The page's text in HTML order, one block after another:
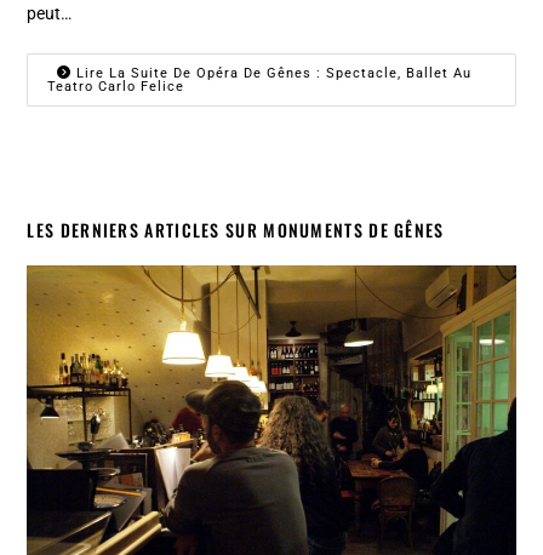
peut…
Lire La Suite De Opéra De Gênes : Spectacle, Ballet Au
Teatro Carlo Felice
LES DERNIERS ARTICLES SUR MONUMENTS DE GÊNES